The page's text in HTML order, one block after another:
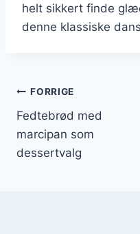
helt sikkert finde
denne klassiske
FORRIGE
Fedtebrød med
marcipan som
dessertvalg